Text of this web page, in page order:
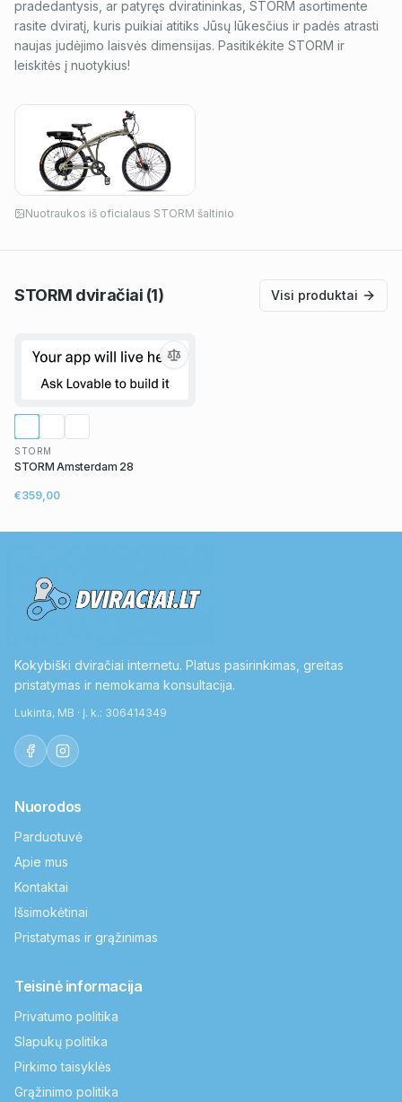
pradedantysis, ar patyręs dviratininkas, STORM asortimente
rasite dviratį, kuris puikiai atitiks Jūsų lūkesčius ir padės atrasti
naujas judėjimo laisvės dimensijas. Pasitikėkite STORM ir
leiskitės į nuotykius!
Nuotraukos iš oficialaus STORM šaltinio
STORM dviračiai (1) Visi produktai
STORM
STORM Amsterdam 28
€359,00
Kokybiški dviračiai internetu. Platus pasirinkimas, greitas
pristatymas ir nemokama konsultacija.
Lukinta, MB · Į. k.: 306414349
Nuorodos
Parduotuvė
Apie mus
Kontaktai
Išsimokėtinai
Pristatymas ir grąžinimas
Teisinė informacija
Privatumo politika
Slapukų politika
Pirkimo taisyklės
Grąžinimo politika